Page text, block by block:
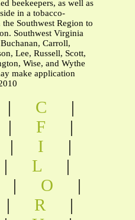
beekeepers, as well as
in a tobacco-
Southwest Region to
Southwest Virginia
Carroll,
Lee, Russell, Scott,
Wise, and Wythe
make application
| C
|
| F
|
| I
|
| L
|
| O
|
| R
|